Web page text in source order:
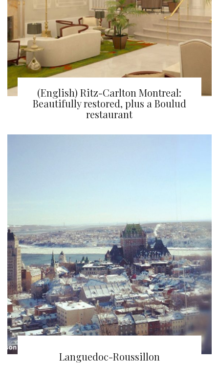
(English) Ritz-Carlton Montreal:
Beautifully restored, plus a Boulud
restaurant
Ville de Québec
Languedoc-Roussillon